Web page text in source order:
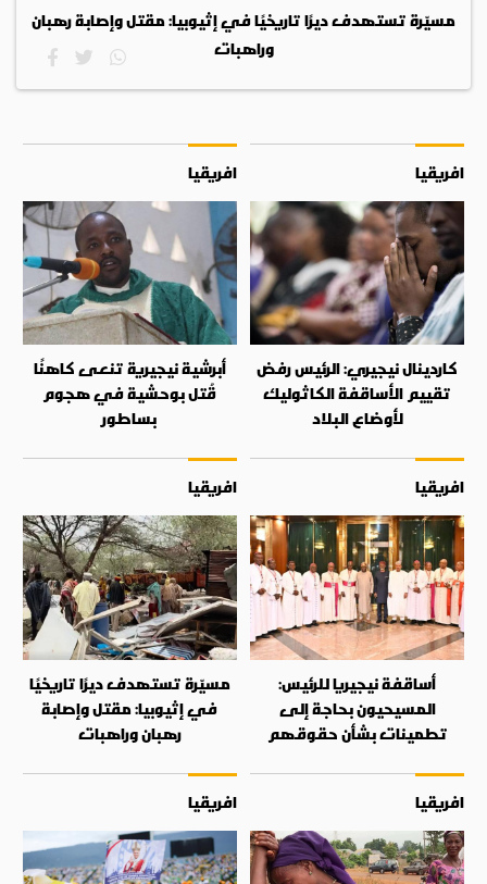
مسيّرة تستهدف ديرًا تاريخيًا في إثيوبيا: مقتل وإصابة رهبان
وراهبات
افريقيا
كاردينال نيجيري: الرئيس رفض
تقييم الأساقفة الكاثوليك
لأوضاع البلاد
افريقيا
أبرشية نيجيرية تنعى كاهنًا
قُتل بوحشية في هجوم
بساطور
افريقيا
أساقفة نيجيريا للرئيس:
المسيحيون بحاجة إلى
تطمينات بشأن حقوقهم
افريقيا
مسيّرة تستهدف ديرًا تاريخيًا
في إثيوبيا: مقتل وإصابة
رهبان وراهبات
افريقيا افريقيا